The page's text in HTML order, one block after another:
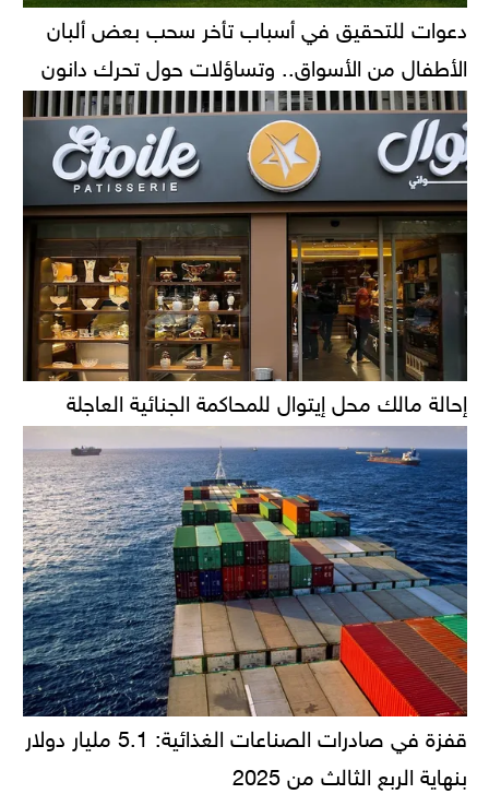
دعوات للتحقيق في أسباب تأخر سحب بعض ألبان
الأطفال من الأسواق.. وتساؤلات حول تحرك دانون
إحالة مالك محل إيتوال للمحاكمة الجنائية العاجلة
قفزة في صادرات الصناعات الغذائية: 5.1 مليار دولار
بنهاية الربع الثالث من 2025